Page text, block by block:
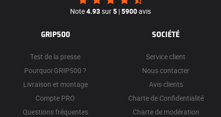
Note4.93sur5 |5900avis
GRIP500
Test de la presse
Pourquoi GRIP500 ?
Livraison et montage
Compte PRO
Questions fréquentes
SOCIÉTÉ
Service client
Nous contacter
Avis clients
Charte de Confidentialité
Charte de modération